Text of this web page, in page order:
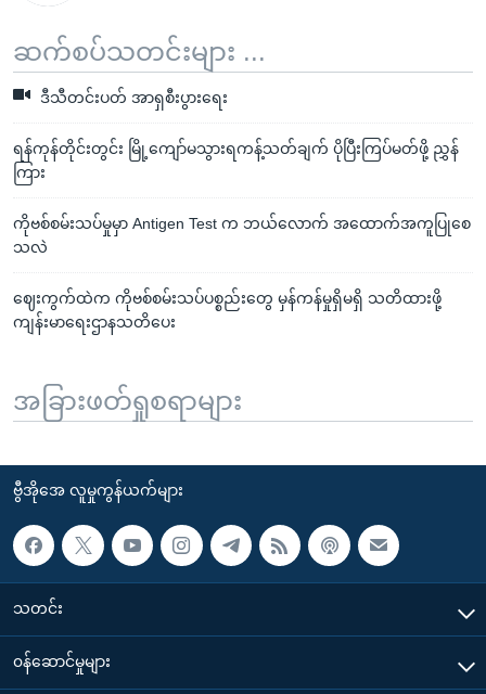
ဆက်စပ်သတင်းများ ...
ဒီသီတင်းပတ် အာရှစီးပွားရေး
ရန်ကုန်တိုင်းတွင်း မြို့ကျော်မသွားရကန့်သတ်ချက် ပိုပြီးကြပ်မတ်ဖို့ ညွှန်
ကြား
ကိုဗစ်စမ်းသပ်မှုမှာ Antigen Test က ဘယ်လောက် အထောက်အကူပြုစေ
သလဲ
ဈေးကွက်ထဲက ကိုဗစ်စမ်းသပ်ပစ္စည်းတွေ မှန်ကန်မှုရှိမရှိ သတိထားဖို့
ကျန်းမာရေးဌာနသတိပေး
အခြားဖတ်ရှုစရာများ
ဗွီအိုအေ လူမှုကွန်ယက်များ
သတင်း
၀န်ဆောင်မှုများ